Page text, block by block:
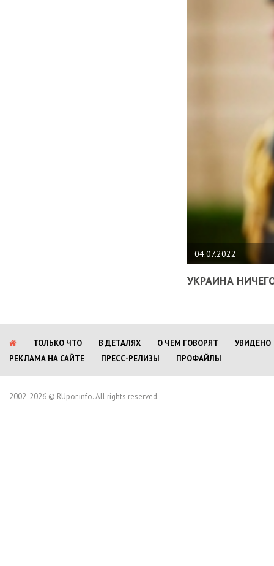
04.07.2022
УКРАИНА
ТОЛЬКО ЧТО В ДЕТАЛЯХ О ЧЕМ ГОВОРЯТ
УВИДЕНО
РЕКЛАМА НА САЙТЕ
ПРЕСС-РЕЛИЗЫ ПРОФАЙЛЫ
2002-2026 © RUpor.info. All rights reserved.